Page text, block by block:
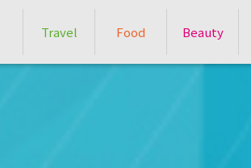
Travel Food Beauty